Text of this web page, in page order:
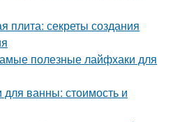
плита: секреты создания
полезные лайфхаки для
ванны: стоимость и